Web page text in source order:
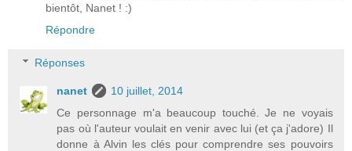
bientôt, Nanet ! :)
Répondre
Réponses
nanet
10 juillet, 2014
Ce personnage m'a beaucoup touché. Je ne voyais
pas où l'auteur voulait en venir avec lui (et ça j'adore) Il
donne à Alvin les clés pour comprendre ses pouvoirs